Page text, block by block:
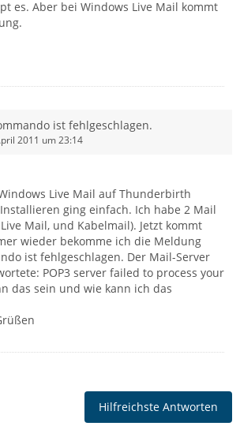
es. Aber bei Windows Live Mail kommt
ist fehlgeschlagen.
2011 um 23:14
Live Mail auf Thunderbirth
ging einfach. Ich habe 2 Mail
Mail, und Kabelmail). Jetzt kommt
wieder bekomme ich die Meldung
ist fehlgeschlagen. Der Mail-Server
POP3 server failed to process your
das sein und wie kann ich das
Hilfreichste Antworten